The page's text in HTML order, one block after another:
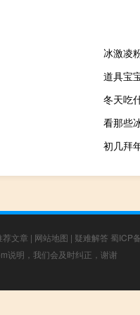
冰激凌
道具宝
冬天吃
看那些
初几拜
荐文章 | 网站地图 | 疑难解答 蜀ICP
说明，我们会及时纠正，谢谢